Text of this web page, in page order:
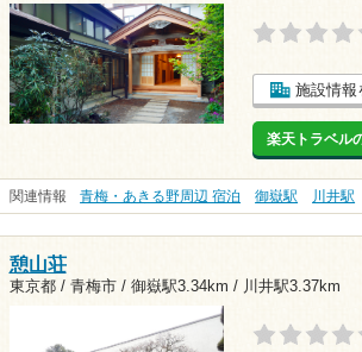
施設情報
楽天トラベル
関連情報 青梅・あきる野周辺 宿泊 御嶽駅 川井駅
憩山荘
東京都 / 青梅市 / 御嶽駅3.34km / 川井駅3.37km